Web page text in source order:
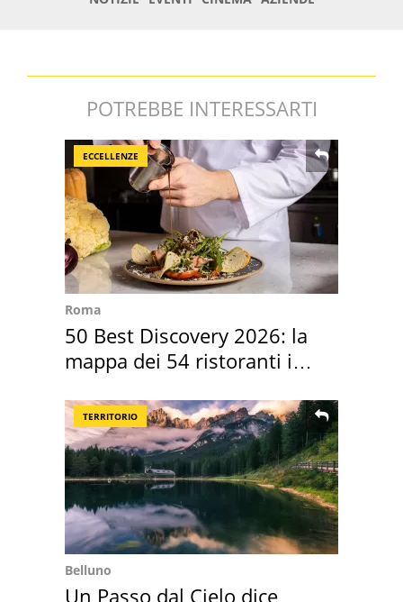
POTREBBE INTERESSARTI
ECCELLENZE
Roma
50 Best Discovery 2026: la
mappa dei 54 ristoranti in
TERRITORIO
Belluno
Un Passo dal Cielo dice